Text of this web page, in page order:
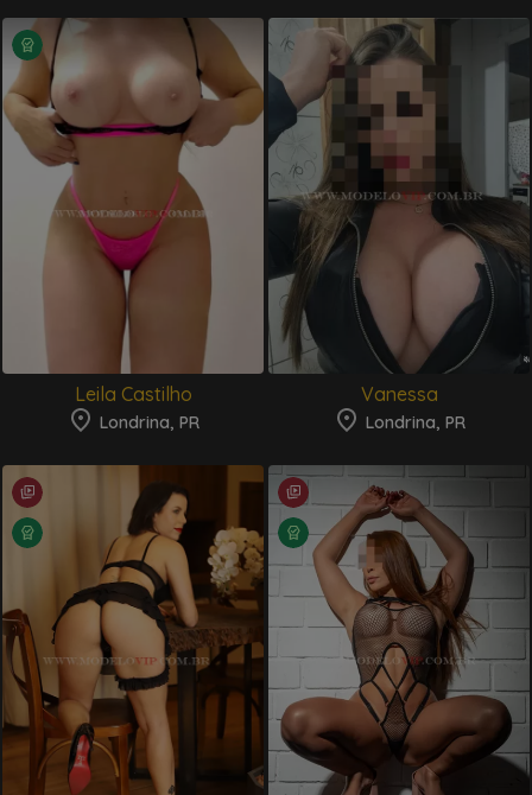
Leila Castilho
Londrina, PR
Vanessa
Londrina, PR